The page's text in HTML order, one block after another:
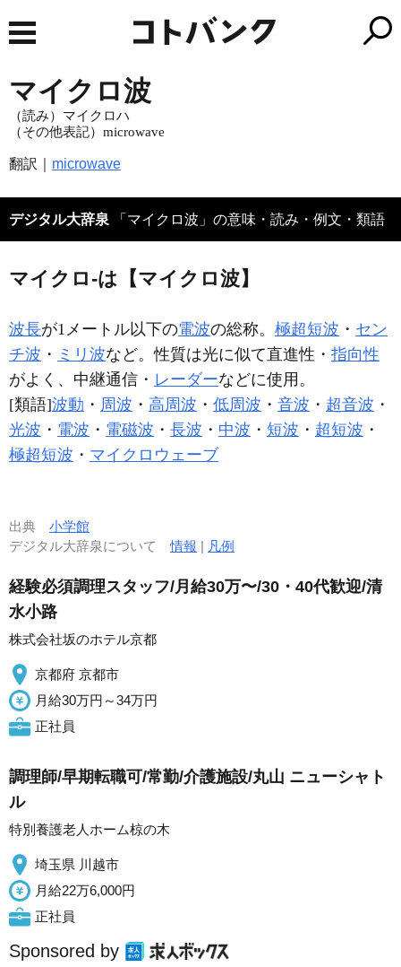
マイクロ波
（読み）マイクロハ
（その他表記）microwave
翻訳｜ microwave
デジタル大辞泉 「マイクロ波」の意味・読み・例文・類語
マイクロ‐は【マイクロ波】
波長が1メートル以下の電波の総称。 極超短波 ・ セン
チ波 ・ ミリ波など。性質は光に似て直進性・ 指向性
がよく、中継通信・ レーダーなどに使用。
[類語]波動 ・ 周波 ・ 高周波 ・ 低周波 ・ 音波 ・ 超音波 ・
光波 ・ 電波 ・ 電磁波 ・ 長波 ・ 中波 ・ 短波 ・ 超短波 ・
極超短波 ・ マイクロウェーブ
出典 小学館
デジタル大辞泉について情報 | 凡例
経験必須調理スタッフ/月給30万〜/30・40代歓迎/清
水小路
株式会社坂のホテル京都
京都府 京都市
月給30万円～34万円
正社員
調理師/早期転職可/常勤/介護施設/丸山 ニューシャト
ル
特別養護老人ホーム椋の木
埼玉県 川越市
月給22万6,000円
正社員
Sponsored by